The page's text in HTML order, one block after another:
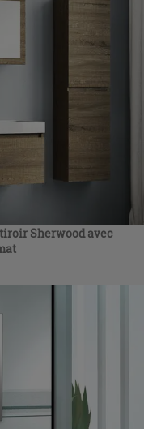
tiroir Sherwood avec